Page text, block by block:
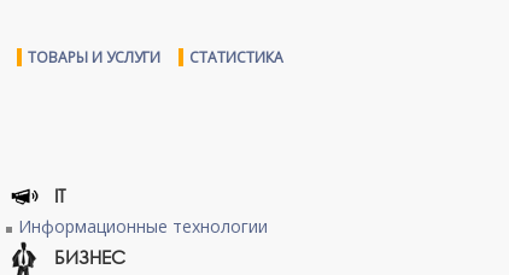
ТОВАРЫ И УСЛУГИ СТАТИСТИКА
IT
Информационные технологии
БИЗНЕС